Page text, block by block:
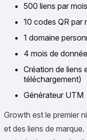
500 liens par mois
10 codes QR par
1 domaine
4 mois de
Création de liens
téléchargement)
Générateur UTM
Growth est le premier
et des liens de